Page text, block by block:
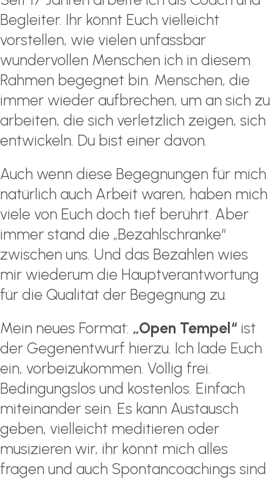
Begleiter. Ihr könnt Euch vielleicht
vorstellen, wie vielen unfassbar
wundervollen Menschen ich in diesem
Rahmen begegnet bin. Menschen, die
immer wieder aufbrechen, um an sich zu
arbeiten, die sich verletzlich zeigen, sich
entwickeln. Du bist einer davon.
Auch wenn diese Begegnungen für mich
natürlich auch Arbeit waren, haben mich
viele von Euch doch tief berührt. Aber
immer stand die „Bezahlschranke“
zwischen uns. Und das Bezahlen wies
mir wiederum die Hauptverantwortung
für die Qualität der Begegnung zu.
Mein neues Format: „Open Tempel“ ist
der Gegenentwurf hierzu. Ich lade Euch
ein, vorbeizukommen. Völlig frei.
Bedingungslos und kostenlos. Einfach
miteinander sein. Es kann Austausch
geben, vielleicht meditieren oder
musizieren wir, ihr könnt mich alles
fragen und auch Spontancoachings sind